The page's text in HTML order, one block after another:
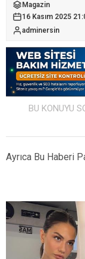
Magazin
16 Kasım 2025
adminersin
BU KONUYU
Ayrıca Bu Haberi